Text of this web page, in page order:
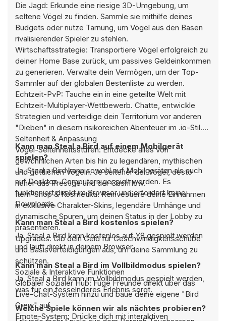
Die Jagd: Erkunde eine riesige 3D-Umgebung, um
seltene Vögel zu finden. Sammle sie mithilfe deines
Budgets oder nutze Tarnung, um Vögel aus den Basen
rivalisierender Spieler zu stehlen.
Wirtschaftsstrategie: Transportiere Vögel erfolgreich zu
deiner Home Base zurück, um passives Geldeinkommen
zu generieren. Verwalte dein Vermögen, um der Top-
Sammler auf der globalen Bestenliste zu werden.
Echtzeit-PvP: Tauche ein in eine geteilte Welt mit
Echtzeit-Multiplayer-Wettbewerb. Chatte, entwickle
Strategien und verteidige dein Territorium vor anderen
"Dieben" in diesem risikoreichen Abenteuer im .io-Stil.
Seltenheit & Anpassung
Vogel-Seltenheitsstufen: Entdecke alles von
gewöhnlichen Arten bis hin zu legendären, mythischen
und göttlichen Vögeln. Je seltener der Vogel, desto
höher das Prestige und der Cashflow.
Item-Shop & Kosmetika: Reinvestiere deine Einnahmen
in exklusive Charakter-Skins, legendäre Umhänge und
dynamische Spuren, um deinen Status in der Lobby zu
präsentieren.
Upgrades: Gib dein Geld für Geschwindigkeitsschübe
und Basisverteidigungen aus, um deine Sammlung zu
schützen.
Soziale & Interaktive Funktionen
Globaler Sozialer Hub: Füge Freunde direkt über das
Live-Chat-System hinzu und baue deine eigene "Bird
Crew" auf.
Emote-System: Drücke dich mit interaktiven
Kann man Steal a Bird auf einem Mobilgerät
spielen?
Ja, Steal a Bird kann sowohl auf Mobilgeräten als auch
auf Desktop-Computern gespielt werden. Es
funktioniert direkt im Browser und erfordert keine
Downloads.
Kann man Steal a Bird kostenlos spielen?
Ja, Steal a Bird kann kostenlos auf Y8 gespielt werden
und läuft direkt in deinem Browser.
Kann man Steal a Bird im Vollbildmodus spielen?
Ja, Steal a Bird kann im Vollbildmodus gespielt werden,
was für ein fesselnderes Erlebnis sorgt.
Welche Spiele können wir als nächtes probieren?